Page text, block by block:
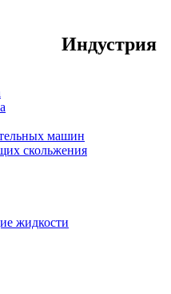
Индустрия
машин
скольжения
жидкости